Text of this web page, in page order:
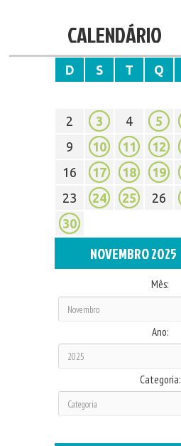
CALENDÁRIO
D S T Q
2
3 4 5
9
10 11 12
16
17 18 19
23
24 25 26
30
NOVEMBRO 2025
Mês:
Ano:
Categoria: